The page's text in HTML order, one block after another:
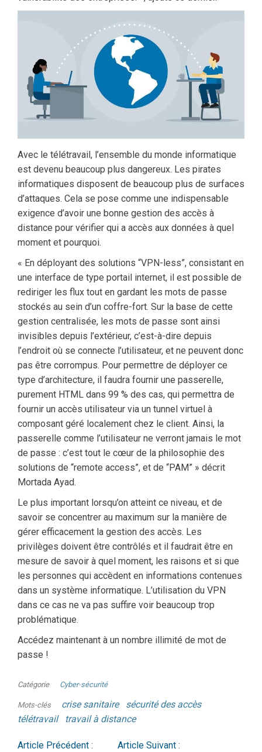
Avec le télétravail, l’ensemble du monde informatique
est devenu beaucoup plus dangereux. Les pirates
informatiques disposent de beaucoup plus de surfaces
d’attaques. Cela se pose comme une indispensable
exigence d’avoir une bonne gestion des accès à
distance pour vérifier qui a accès aux données à quel
moment et pourquoi.
« En déployant des solutions “VPN-less”, consistant en
une interface de type portail internet, il est possible de
rediriger les flux tout en gardant les mots de passe
stockés au sein d’un coffre-fort. Sur la base de cette
gestion centralisée, les mots de passe sont ainsi
invisibles depuis l’extérieur, c’est-à-dire depuis
l’endroit où se connecte l’utilisateur, et ne peuvent donc
pas être corrompus. Pour permettre de déployer ce
type d’architecture, il faudra fournir une passerelle,
purement HTML dans 99 % des cas, qui permettra de
fournir un accès utilisateur via un tunnel virtuel à
composant géré localement chez le client. Ainsi, la
passerelle comme l’utilisateur ne verront jamais le mot
de passe : c’est tout le cœur de la philosophie des
solutions de “remote access”, et de “PAM” » décrit
Mortada Ayad.
Le plus important lorsqu’on atteint ce niveau, et de
savoir se concentrer au maximum sur la manière de
gérer efficacement la gestion des accès. Les
privilèges doivent être contrôlés et il faudrait être en
mesure de savoir à quel moment, les raisons et si que
les personnes qui accèdent en informations contenues
dans un système informatique. L’utilisation du VPN
dans ce cas ne va pas suffire voir beaucoup trop
problématique.
Accédez maintenant à un nombre illimité de mot de
passe !
Catégorie Cyber-sécurité
Mots-clés crise sanitaire
sécurité des accès
télétravail
travail à distance
Article Précédent :
Article Suivant :